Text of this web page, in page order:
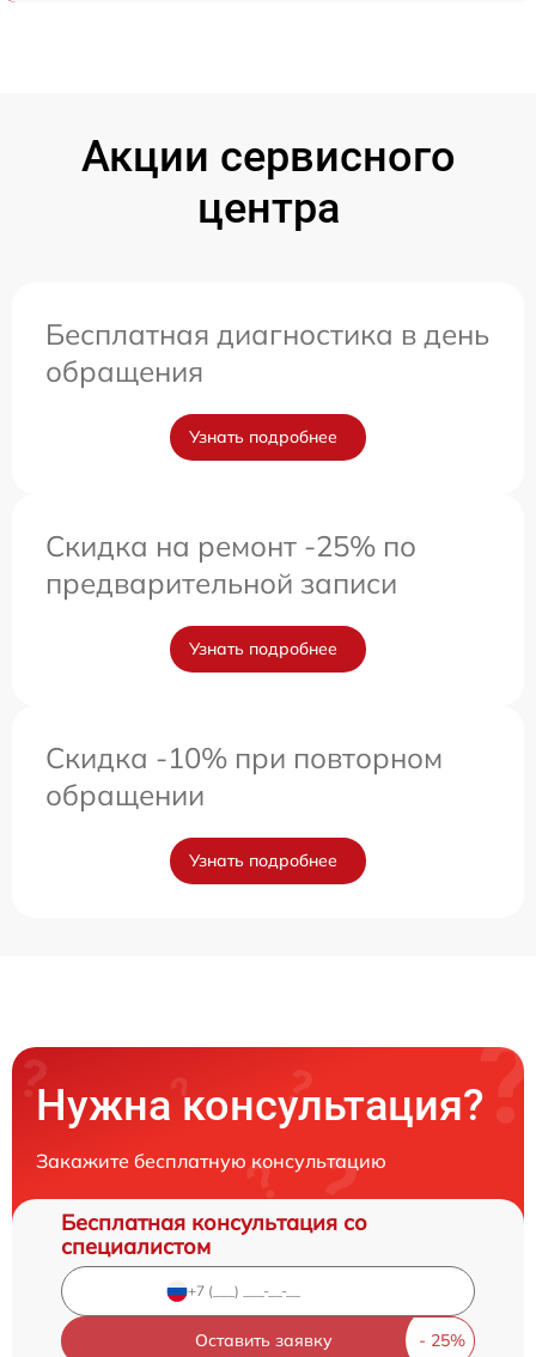
Акции сервисного
центра
Бесплатная диагностика в день
обращения
Узнать подробнее
Скидка на ремонт -25% по
предварительной записи
Узнать подробнее
Скидка -10% при повторном
обращении
Узнать подробнее
Нужна консультация?
Закажите бесплатную консультацию
Бесплатная консультация со
специалистом
Оставить заявку